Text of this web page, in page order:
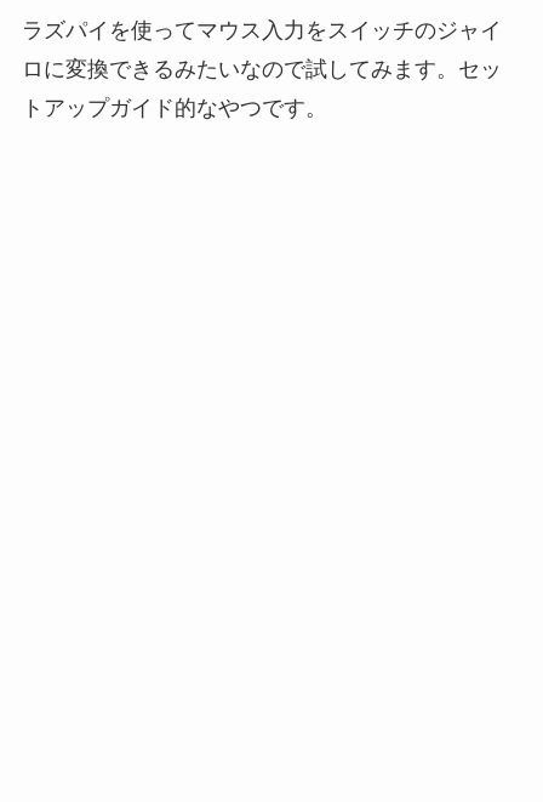
ラズパイを使ってマウス入力をスイッチのジャイ
ロに変換できるみたいなので試してみます。セッ
トアップガイド的なやつです。